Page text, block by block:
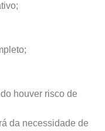
houver risco de
da necessidade de